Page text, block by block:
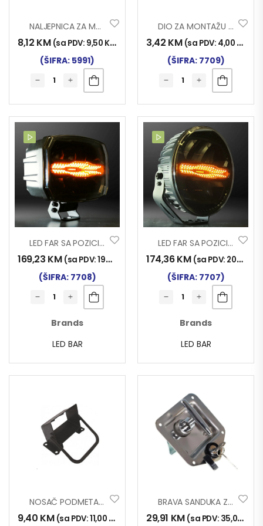
NALJEPNICA ZA MRTVI UGAO 250mmX170mm MAGNETNA
8,12 KM (sa PDV: 9,50 KM
(ŠIFRA: 5991)
DIO ZA MONTAŽU ŠPANERA CERADE
3,42 KM (sa PDV: 4,00 KM
(ŠIFRA: 7709)
LED FAR SA POZICIJOM DRL+TREPTAČ KVADRATNI 10-30V 100W SHARK
169,23 KM (sa PDV:198,00
(ŠIFRA: 7708)
Brands
LED BAR
LED FAR SA POZICIJOM DRL+TREPTAČ OKRUGLI 10-30V 100W SHARK
174,36KM (sa PDV: 204,00
(ŠIFRA: 7707)
Brands
LED BAR
NOSAČ PODMETAČA TOČKA 200mm PLASTIČNI
9,40 KM (sa PDV:11,00 KM
BRAVA SANDUKA ZA ALAT
29,91 KM (sa PDV: 35,00